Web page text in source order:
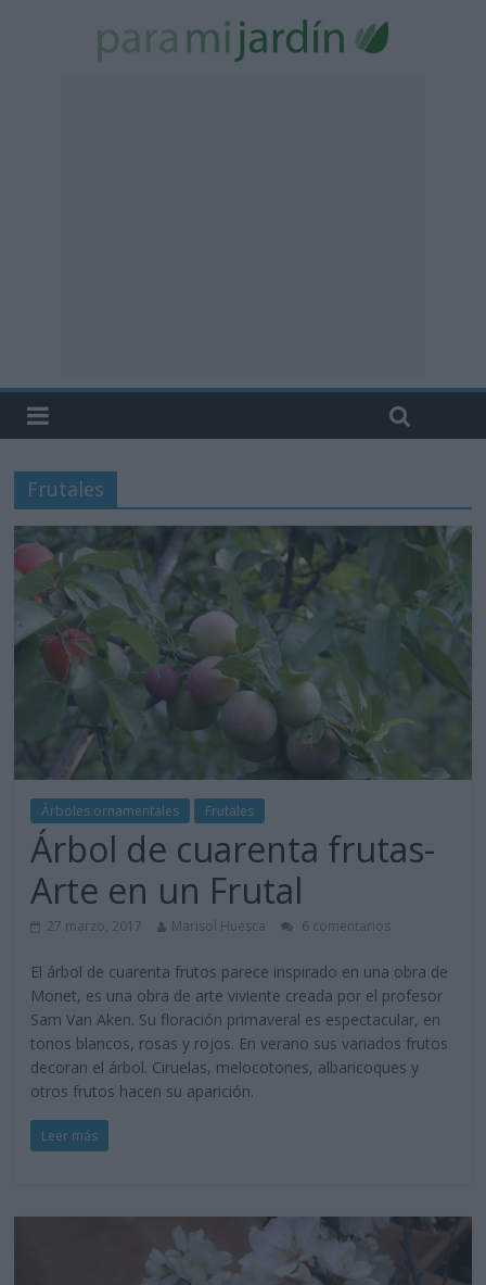
Frutales
Árboles ornamentales Frutales
Árbol de cuarenta frutas-
Arte en un Frutal
27 marzo, 2017 Marisol Huesca 6 comentarios
El árbol de cuarenta frutos parece inspirado en una obra de
Monet, es una obra de arte viviente creada por el profesor
Sam Van Aken. Su floración primaveral es espectacular, en
tonos blancos, rosas y rojos. En verano sus variados frutos
decoran el árbol. Ciruelas, melocotones, albaricoques y
otros frutos hacen su aparición.
Leer más